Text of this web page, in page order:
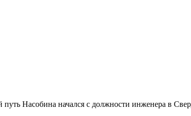
Насобина начался с должности инженера в